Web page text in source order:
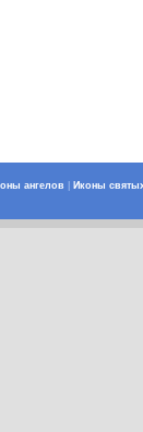
ангелов Иконы